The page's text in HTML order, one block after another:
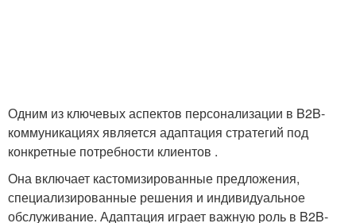
Одним из ключевых аспектов персонализации в B2B-
коммуникациях является адаптация стратегий под
конкретные потребности клиентов .
Она включает кастомизированные предложения,
специализированные решения и индивидуальное
обслуживание. Адаптация играет важную роль в B2B-